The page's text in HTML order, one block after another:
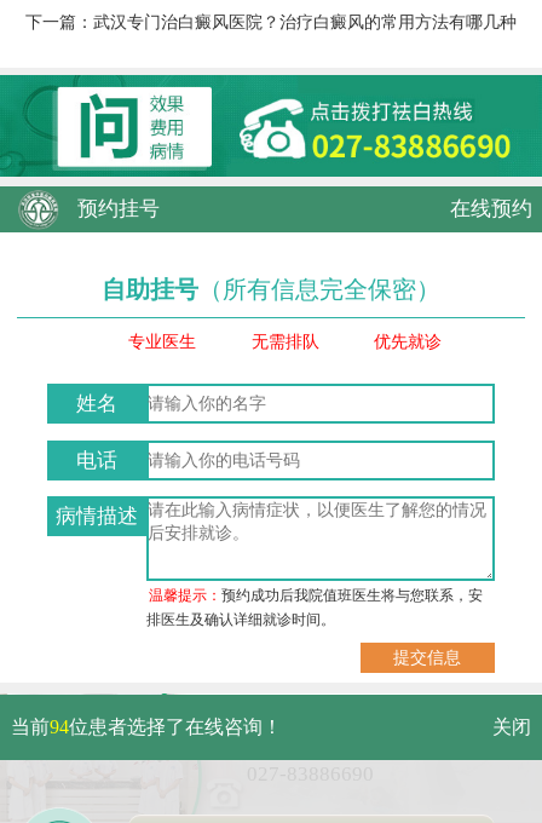
下一篇： 武汉专门治白癜风医院？治疗白癜风的常用方法有哪几种
预约挂号 在线预约
自助挂号 （所有信息完全保密）
专业医生 无需排队 优先就诊
姓名
电话
病情描述
温馨提示：预约成功后我院值班医生将与您联系，安
排医生及确认详细就诊时间。
武汉市硚口区解放大道479号
当前94位患者选择了在线咨询！ 关闭